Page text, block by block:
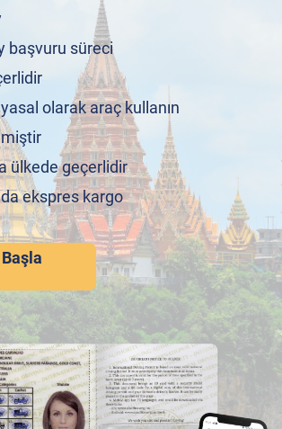
başvuru süreci
yasal olarak araç kullanın
ülkede geçerlidir
ekspres kargo